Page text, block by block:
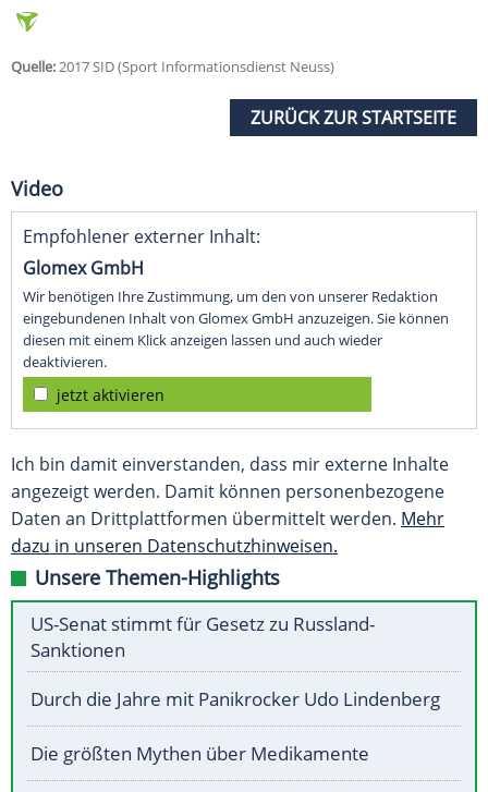
Quelle:2017 SID (Sport Informationsdienst Neuss)
ZURÜCK ZUR STARTSEITE
Video
Empfohlener externer Inhalt:
Glomex GmbH
Wir benötigen Ihre Zustimmung, um den von unserer Redaktion
eingebundenen Inhalt von Glomex GmbH anzuzeigen. Sie können
diesen mit einem Klick anzeigen lassen und auch wieder
deaktivieren.
jetzt aktivieren
Ich bin damit einverstanden, dass mir externe Inhalte
angezeigt werden. Damit können personenbezogene
Daten an Drittplattformen übermittelt werden. Mehr
dazu in unseren Datenschutzhinweisen.
Unsere Themen-Highlights
US-Senat stimmt für Gesetz zu Russland-
Sanktionen
Durch die Jahre mit Panikrocker Udo Lindenberg
Die größten Mythen über Medikamente